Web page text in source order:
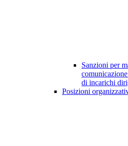
Sanzioni per
di incarichi
Posizioni